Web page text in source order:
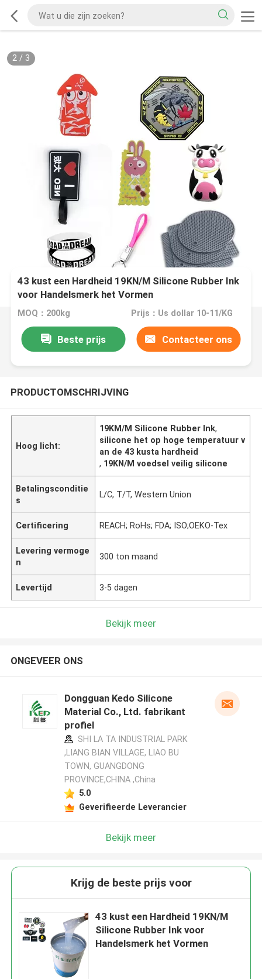
2/ 3
43 kust een Hardheid 19KN/M Silicone Rubber Ink
voor Handelsmerk het Vormen
MOQ：200kg Prijs：Us dollar 10-11/KG
Beste prijs Contacteer ons
PRODUCTOMSCHRIJVING
Hoog licht:
19KM/M Silicone Rubber Ink,
silicone het op hoge temperatuur v
an de 43 kusta hardheid
, 19KN/M voedsel veilig silicone
Betalingsconditie
s
L/C, T/T, Western Union
Certificering REACH; RoHs; FDA; ISO;OEKO-Tex
Levering vermoge
n
300 ton maand
Levertijd 3-5 dagen
Bekijk meer
ONGEVEER ONS
Dongguan Kedo Silicone
Material Co., Ltd. fabrikant
profiel
SHI LA TA INDUSTRIAL PARK
,LIANG BIAN VILLAGE, LIAO BU
TOWN, GUANGDONG
PROVINCE,CHINA ,China
5.0
Geverifieerde Leverancier
Bekijk meer
Krijg de beste prijs voor
43 kust een Hardheid 19KN/M
Silicone Rubber Ink voor
Handelsmerk het Vormen